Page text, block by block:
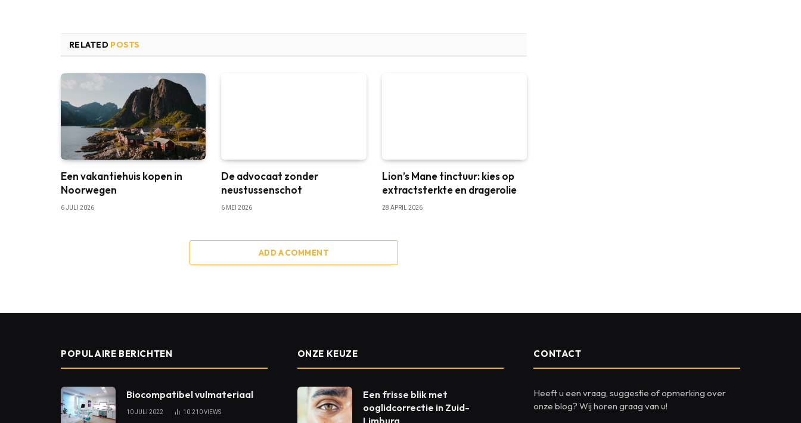
RELATED POSTS
Een vakantiehuis kopen in
Noorwegen
6 JULI 2026
De advocaat zonder
neustussenschot
6 MEI 2026
Lion’s Mane tinctuur: kies op
extractsterkte en dragerolie
28 APRIL 2026
ADD A COMMENT
POPULAIRE BERICHTEN
Biocompatibel vulmateriaal
10 JULI 2022 10.210VIEWS
ONZE KEUZE
Een frisse blik met
ooglidcorrectie in Zuid-
Limburg
CONTACT
Heeft u een vraag, suggestie of opmerking over
onze blog? Wij horen graag van u!